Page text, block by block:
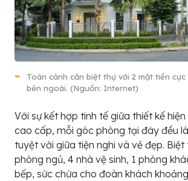
Toàn cảnh căn biệt thự với 2 mặt tiền
bên ngoài. (Nguồn: Internet)
Với sự kết hợp tinh tế giữa thiết kế
cao cấp, mỗi góc phòng tại đây đều
tuyệt vời giữa tiện nghi và vẻ đẹp. Biệt
phòng ngủ, 4 nhà vệ sinh, 1 phòng
bếp, sức chứa cho đoàn khách